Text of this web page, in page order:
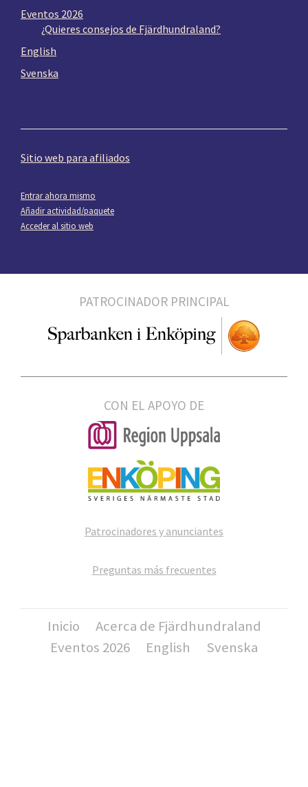
Eventos 2026
¿Quieres consejos de Fjärdhundraland?
English
Svenska
Sitio web para afiliados
Entrar ahora mismo
Añadir actividad/paquete
Acceder al sitio web
PATROCINADOR PRINCIPAL
CON EL APOYO DE
Patrocinadores y anunciantes
Preguntas más frecuentes
Inicio
Acerca de Fjärdhundraland
Eventos 2026
English Svenska